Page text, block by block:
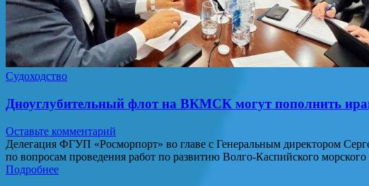
Судоходство
Дноуглубительный флот на ВКМСК могут пополнить
Оставьте комментарий
Делегация ФГУП «Росморпорт» во главе с Генеральным директором
по вопросам проведения работ по развитию Волго-Каспийского
Подробнее